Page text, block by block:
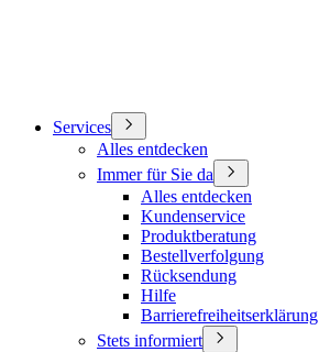
Services
Alles entdecken
Immer für Sie da
Alles entdecken
Kundenservice
Produktberatung
Bestellverfolgung
Rücksendung
Hilfe
Barrierefreiheitserklärung
Stets informiert